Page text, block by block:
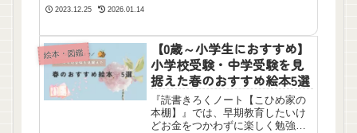
わかるメリット・デメリットをま
とめました。
2023.12.25 2026.01.14
絵本・図鑑
【0歳～小学生におすすめ】
小学校受験・中学受験を見
据えた春のおすすめ絵本5選
『読書きろくノート【こひめ家の
本棚】』では、早期教育したいけ
どお金をつかわずに楽しく勉強が